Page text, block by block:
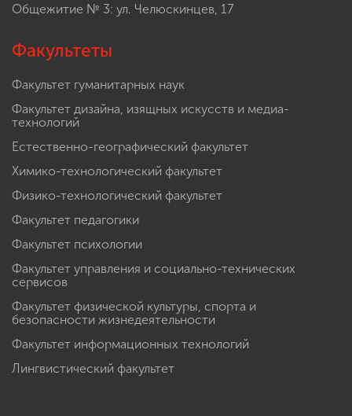
Общежитие № 3: ул. Челюскинцев, 17
Факультеты
Факультет гуманитарных наук
Факультет дизайна, изящных искусств и медиа-
технологий
Естественно-географический факультет
Химико-технологический факультет
Физико-технологический факультет
Факультет педагогики
Факультет психологии
Факультет управления и социально-технических
сервисов
Факультет физической культуры, спорта и
безопасности жизнедеятельности
Факультет информационных технологий
Лингвистический факультет